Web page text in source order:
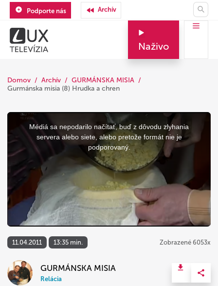
Podporte nás Archív
Naživo
Domov Archív
GURMÁNSKA MISIA
Gurmánska misia (8) Hrudka a chren
This
Médiá sa nepodarilo načítať, buď z dôvodu zlyhania
servera alebo siete, alebo pretože formát nie je
podporovaný.
11.04.2011 13:35 min. Zobrazené 6053x
GURMÁNSKA MISIA
Relácia